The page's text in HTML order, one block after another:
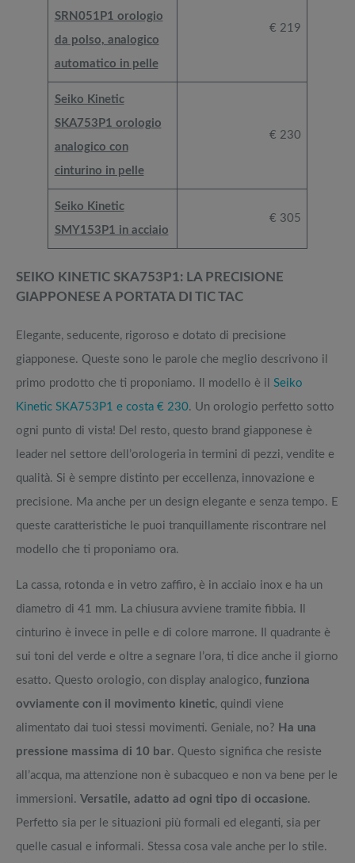
SRN051P1 orologio
da polso, analogico
automatico in pelle
€ 219
Seiko Kinetic
SKA753P1 orologio
analogico con
cinturino in pelle
€ 230
Seiko Kinetic
SMY153P1 in acciaio
€ 305
SEIKO KINETIC SKA753P1: LA PRECISIONE
GIAPPONESE A PORTATA DI TIC TAC
Elegante, seducente, rigoroso e dotato di precisione
giapponese. Queste sono le parole che meglio descrivono il
primo prodotto che ti proponiamo. Il modello è il Seiko
Kinetic SKA753P1 e costa € 230. Un orologio perfetto sotto
ogni punto di vista! Del resto, questo brand giapponese è
leader nel settore dell’orologeria in termini di pezzi, vendite e
qualità. Si è sempre distinto per eccellenza, innovazione e
precisione. Ma anche per un design elegante e senza tempo. E
queste caratteristiche le puoi tranquillamente riscontrare nel
modello che ti proponiamo ora.
La cassa, rotonda e in vetro zaffiro, è in acciaio inox e ha un
diametro di 41 mm. La chiusura avviene tramite fibbia. Il
cinturino è invece in pelle e di colore marrone. Il quadrante è
sui toni del verde e oltre a segnare l’ora, ti dice anche il giorno
esatto. Questo orologio, con display analogico, funziona
ovviamente con il movimento kinetic, quindi viene
alimentato dai tuoi stessi movimenti. Geniale, no? Ha una
pressione massima di 10 bar. Questo significa che resiste
all’acqua, ma attenzione non è subacqueo e non va bene per le
immersioni. Versatile, adatto ad ogni tipo di occasione.
Perfetto sia per le situazioni più formali ed eleganti, sia per
quelle casual e informali. Stessa cosa vale anche per lo stile.